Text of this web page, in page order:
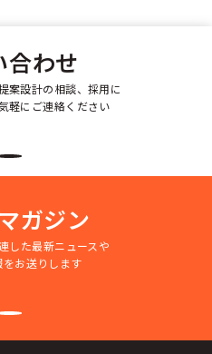
合わせ
案設計の相談、採用に
軽にご連絡ください
ガジン
した最新ニュースや
お送りします